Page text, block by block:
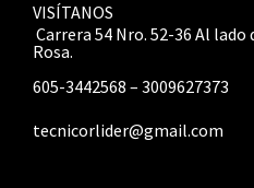
VISÍTANOS
Carrera 54 Nro. 52-36 Al
Rosa.
605-3442568 – 3009627373
tecnicorlider@gmail.com